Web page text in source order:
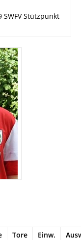
SWFV Stützpunkt
Tore Einw.